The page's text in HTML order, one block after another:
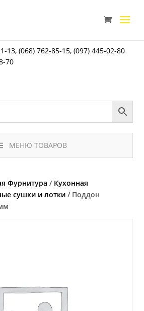
13,(068) 762-85-15,(097) 445-02-80
70
МЕНЮ ТОВАРОВ
Фурнитура / Кухонная
сушки и лотки / Поддон